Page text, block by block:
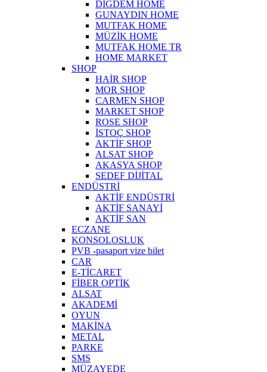
DİĞDEM HOME
GUNAYDIN HOME
MUTFAK HOME
MÜZİK HOME
MUTFAK HOME TR
HOME MARKET
SHOP
HAİR SHOP
MOR SHOP
CARMEN SHOP
MARKET SHOP
ROSE SHOP
İSTOÇ SHOP
AKTİF SHOP
ALSAT SHOP
AKASYA SHOP
SEDEF DİJİTAL
ENDÜSTRİ
AKTİF ENDÜSTRİ
AKTİF SANAYİ
AKTİF SAN
ECZANE
KONSOLOSLUK
PVB -pasaport vize bilet
CAR
E-TİCARET
FİBER OPTİK
ALSAT
AKADEMİ
OYUN
MAKİNA
METAL
PARKE
SMS
MÜZAYEDE